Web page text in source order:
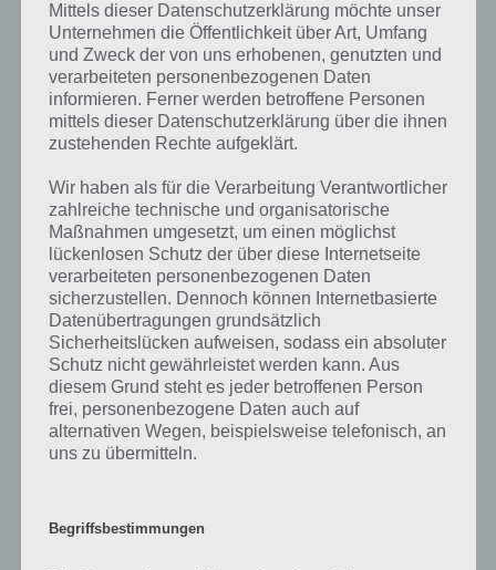
Zur Lösung
Ein lautes Gerät
Zur Lösung
Ein Lied von Michael Jackson
Zur Lösung
Ein Lied, das seinen eigenen Tanz hat
Zur Lösung
Ein Nahrungsmittel aus Getreide
Zur Lösung
Ein Nahrungsmittel, das man aufbrechen
muss, um es zu essen
Zur Lösung
Ein Nahrungsmittel, das sich beim
Kochen ausdehnt
Ein nerviges Insekt
Mittels dieser Datenschutzerklärung möchte unser
Unternehmen die Öffentlichkeit über Art, Umfang
und Zweck der von uns erhobenen, genutzten und
verarbeiteten personenbezogenen Daten
informieren. Ferner werden betroffene Personen
mittels dieser Datenschutzerklärung über die ihnen
zustehenden Rechte aufgeklärt.
Wir haben als für die Verarbeitung Verantwortlicher
zahlreiche technische und organisatorische
Maßnahmen umgesetzt, um einen möglichst
lückenlosen Schutz der über diese Internetseite
verarbeiteten personenbezogenen Daten
sicherzustellen. Dennoch können Internetbasierte
Datenübertragungen grundsätzlich
Sicherheitslücken aufweisen, sodass ein absoluter
Schutz nicht gewährleistet werden kann. Aus
diesem Grund steht es jeder betroffenen Person
frei, personenbezogene Daten auch auf
alternativen Wegen, beispielsweise telefonisch, an
uns zu übermitteln.
Begriffsbestimmungen